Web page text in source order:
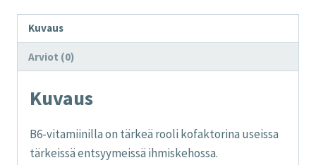
Kuvaus
Arviot (0)
Kuvaus
B6-vitamiinilla on tärkeä rooli kofaktorina useissa
tärkeissä entsyymeissä ihmiskehossa.